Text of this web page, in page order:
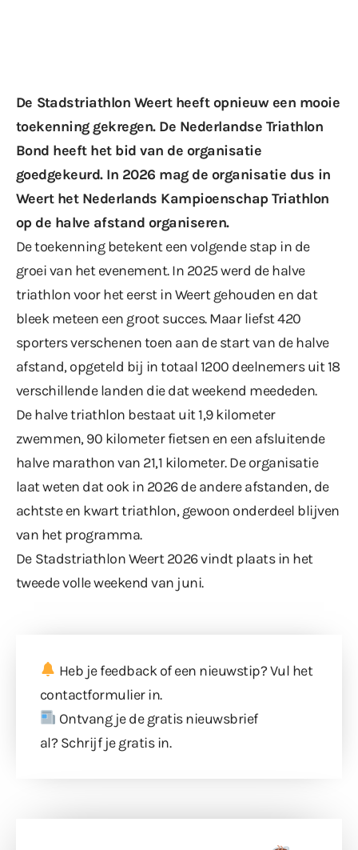
De Stadstriathlon Weertheeft opnieuw een mooie
toekenning gekregen. De Nederlandse Triathlon
Bond heeft het bid van de organisatie
goedgekeurd. In 2026 mag de organisatie dus in
Weert het Nederlands Kampioenschap Triathlon
op de halve afstand organiseren.
De toekenning betekent een volgende stap in de
groei van het evenement. In 2025 werd de halve
triathlon voor het eerst in Weert gehouden en dat
bleek meteen een groot succes. Maar liefst 420
sporters verschenen toen aan de start van de halve
afstand, opgeteld bij in totaal1200 deelnemersuit 18
verschillende landen die dat weekend meededen.
De halve triathlon bestaat uit 1,9 kilometer
zwemmen, 90 kilometer fietsen en een afsluitende
halve marathon van 21,1 kilometer. De organisatie
laat weten dat ook in 2026 de andere afstanden, de
achtste en kwart triathlon, gewoon onderdeel blijven
van het programma.
De Stadstriathlon Weert2026 vindt plaats in het
tweede volle weekend van juni.
Heb je feedback of een nieuwstip? Vul het
contactformulierin.
Ontvang je de gratis nieuwsbrief
al? Schrijf je gratis in.